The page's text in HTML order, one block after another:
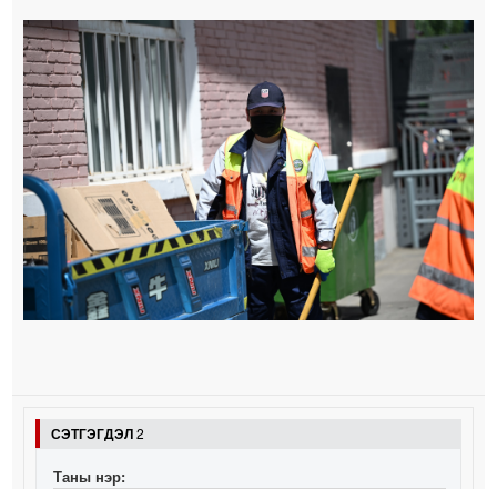
СЭТГЭГДЭЛ2
Таны нэр: